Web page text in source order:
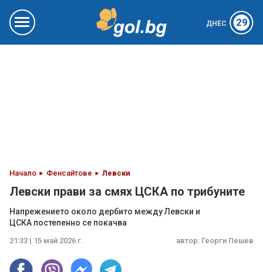
ДНЕС 29
Начало Фенсайтове Левски
Левски прави за смях ЦСКА по трибуните
Напрежението около дербито между Левски и
ЦСКА постепенно се покачва
21:33 | 15 май 2026 г. автор: Георги Пешев